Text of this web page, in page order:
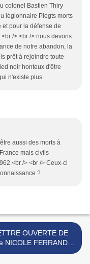
colonel Bastien Thiry
légionnaire Piegts morts
pour la défense de
/> <br /> nous devons
de notre abandon, la
prêt à rejoindre toute
noir honteux d'être
n'existe plus.
aussi des morts à
mais civils
/> <br /> Ceux-ci
?
OUVERTE DE
NICOLE FERRANDIS
>